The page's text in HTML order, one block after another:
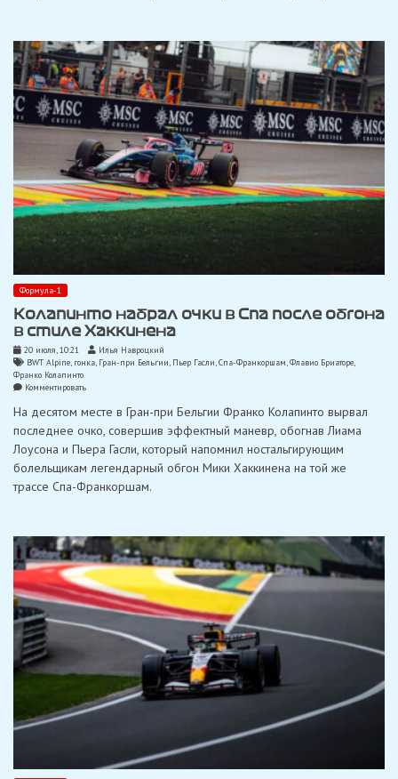
без
очков
в
Спа
Формула-1
Колапинто набрал очки в Спа после обгона
в стиле Хаккинена
20 июля, 10:21
Илья Навроцкий
BWT Alpine, гонка, Гран-при Бельгии, Пьер Гасли,Спа-Франкоршам,Флавио Бриаторе
Франко Колапинто
Комментироватьon
набрал
в
Спа
обгона
в
На десятом месте в Гран-при Бельгии Франко Колапинто вырвал
последнее очко, совершив эффектный маневр, обогнав Лиама
Лоусона и Пьера Гасли, который напомнил ностальгирующим
болельщикам легендарный обгон Мики Хаккинена на той же
трассе Спа-Франкоршам.